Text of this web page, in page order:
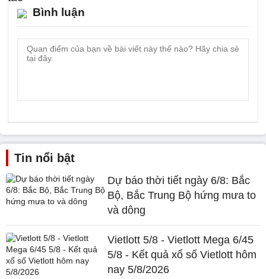
Bình luận
Tin nổi bật
Dự báo thời tiết ngày 6/8: Bắc
Bộ, Bắc Trung Bộ hứng mưa to
và dông
Vietlott 5/8 - Vietlott Mega 6/45
5/8 - Kết quả xổ số Vietlott hôm
nay 5/8/2026